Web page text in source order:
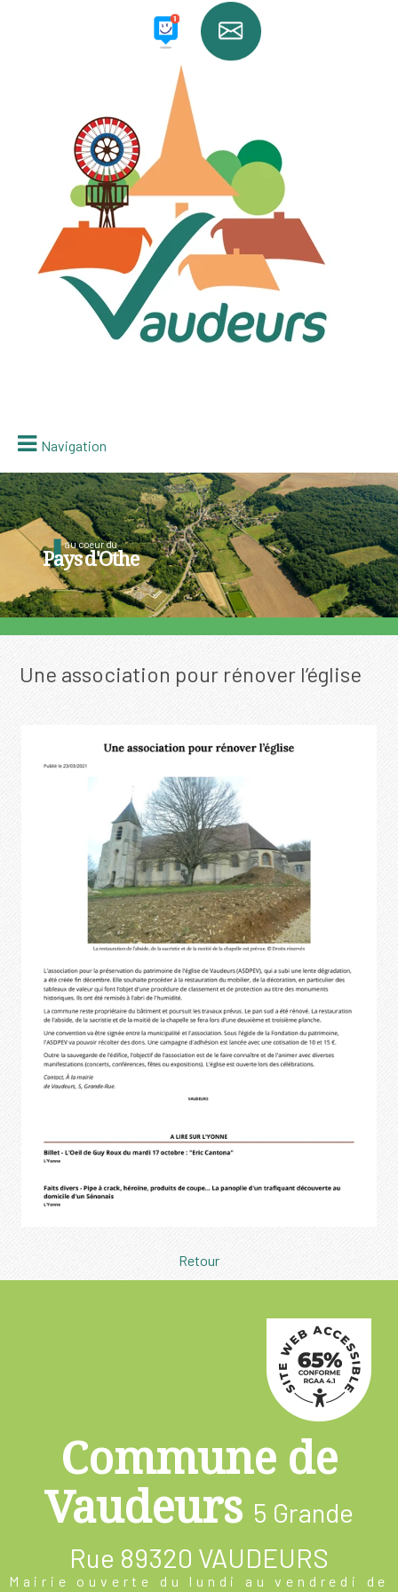
Navigation
au coeur du
Pays d'Othe
Une association pour rénover l’église
Retour
Commune de
Vaudeurs 5 Grande
Rue 89320 VAUDEURS
Mairie ouverte du lundi au vendredi de